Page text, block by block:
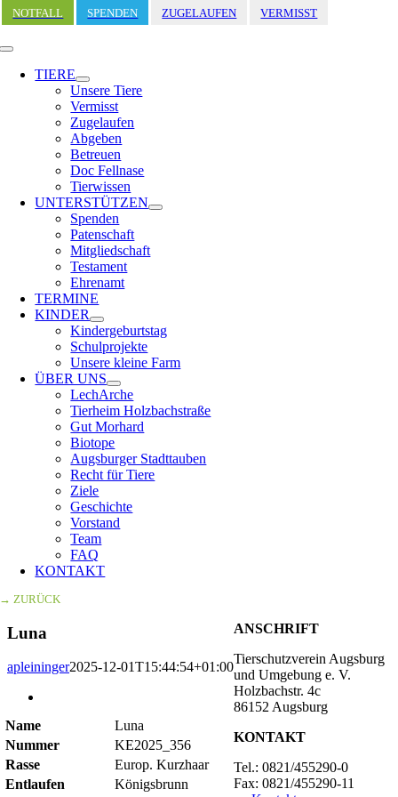
Zum
Inhalt
springen
NOTFALL SPENDEN ZUGELAUFEN VERMISST
Toggle
Navigation
TIERE
Unsere Tiere
Vermisst
Zugelaufen
Abgeben
Betreuen
Doc Fellnase
Tierwissen
UNTERSTÜTZEN
Spenden
Patenschaft
Mitgliedschaft
Testament
Ehrenamt
TERMINE
KINDER
Kindergeburtstag
Schulprojekte
Unsere kleine Farm
ÜBER UNS
LechArche
Tierheim Holzbachstraße
Gut Morhard
Biotope
Augsburger Stadttauben
Recht für Tiere
Ziele
Geschichte
Vorstand
Team
FAQ
KONTAKT
→ ZURÜCK
Luna
apleininger2025-12-01T15:44:54+01:00
Name
Luna
Nummer
KE2025_356
Rasse
Europ. Kurzhaar
Entlaufen
Königsbrunn
ANSCHRIFT
Tierschutzverein Augsburg
und Umgebung e. V.
Holzbachstr. 4c
86152 Augsburg
KONTAKT
Tel.: 0821/455290-0
Fax: 0821/455290-11